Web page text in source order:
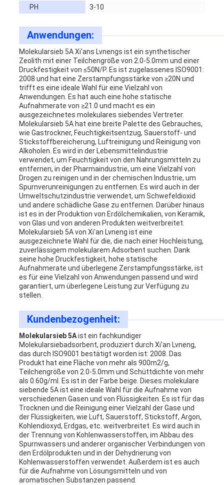
PH 3-10
Anwendungen:
Molekularsieb 5A Xi'ans Lvnengs ist ein synthetischer
Zeolith mit einer Teilchengröße von 2.0-5.0mm und einer
Druckfestigkeit von ≤50N/P. Es ist zugelassenes ISO9001:
2008 und hat eine Zerstampfungsstärke von ≥20N und
trifft es eine ideale Wahl für eine Vielzahl von
Anwendungen. Es hat auch eine hohe statische
Aufnahmerate von ≥21.0 und macht es ein
ausgezeichnetes molekulares siebendes Vertreter.
Molekularsieb 5A hat eine breite Palette des Gebrauches,
wie Gastrockner, Feuchtigkeitsentzug, Sauerstoff- und
Stickstoffbereicherung, Luftreinigung und Reinigung von
Alkoholen. Es wird in der Lebensmittelindustrie
verwendet, um Feuchtigkeit von den Nahrungsmitteln zu
entfernen, in der Pharmaindustrie, um eine Vielzahl von
Drogen zu reinigen und in der chemischen Industrie, um
Spurnverunreinigungen zu entfernen. Es wird auch in der
Umweltschutzindustrie verwendet, um Schwefeldioxid
und andere schädliche Gase zu entfernen. Darüber hinaus
ist es in der Produktion von Erdölchemikalien, von Keramik,
von Glas und von anderen Produkten weitverbreitet.
Molekularsieb 5A von Xi'an Lvneng ist eine
ausgezeichnete Wahl für die, die nach einer Hochleistung,
zuverlässigem molekularem Adsorbent suchen. Dank
seine hohe Druckfestigkeit, hohe statische
Aufnahmerate und überlegene Zerstampfungsstärke, ist
es für eine Vielzahl von Anwendungen passend und wird
garantiert, um überlegene Leistung zur Verfügung zu
stellen.
Kundenbezogenheit:
Molekularsieb 5Aist ein fachkundiger
Molekularsiebadsorbent, produziert durch Xi'an Lvneng,
das durch ISO9001 bestätigt worden ist: 2008. Das
Produkt hat eine Fläche von mehr als 900m2/g,
Teilchengröße von 2.0-5.0mm und Schüttdichte von mehr
als 0.60g/ml. Es ist in der Farbe beige. Dieses molekulare
siebende 5A ist eine ideale Wahl für die Aufnahme von
verschiedenen Gasen und von Flüssigkeiten. Es ist für das
Trocknen und die Reinigung einer Vielzahl der Gase und
der Flüssigkeiten, wie Luft, Sauerstoff, Stickstoff, Argon,
Kohlendioxyd, Erdgas, etc. weitverbreitet. Es wird auch in
der Trennung von Kohlenwasserstoffen, im Abbau des
Spurnwassers und anderer organischer Verbindungen von
den Erdölprodukten und in der Dehydrierung von
Kohlenwasserstoffen verwendet. Außerdem ist es auch
für die Aufnahme von Lösungsmitteln und von
aromatischen Substanzen passend.